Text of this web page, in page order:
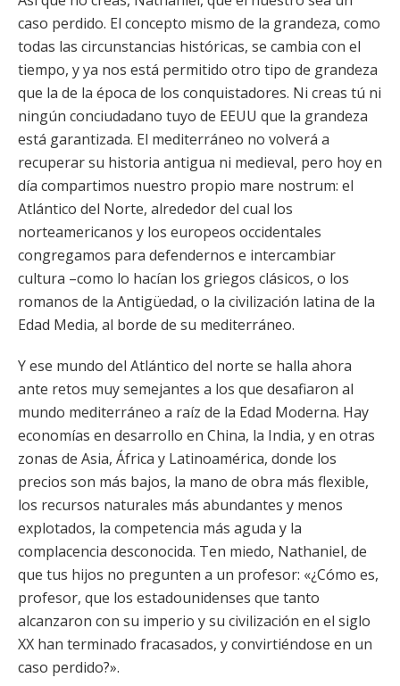
caso perdido. El concepto mismo de la grandeza, como
todas las circunstancias históricas, se cambia con el
tiempo, y ya nos está permitido otro tipo de grandeza
que la de la época de los conquistadores. Ni creas tú ni
ningún conciudadano tuyo de EEUU que la grandeza
está garantizada. El mediterráneo no volverá a
recuperar su historia antigua ni medieval, pero hoy en
día compartimos nuestro propio mare nostrum: el
Atlántico del Norte, alrededor del cual los
norteamericanos y los europeos occidentales
congregamos para defendernos e intercambiar
cultura –como lo hacían los griegos clásicos, o los
romanos de la Antigüedad, o la civilización latina de la
Edad Media, al borde de su mediterráneo.
Y ese mundo del Atlántico del norte se halla ahora
ante retos muy semejantes a los que desafiaron al
mundo mediterráneo a raíz de la Edad Moderna. Hay
economías en desarrollo en China, la India, y en otras
zonas de Asia, África y Latinoamérica, donde los
precios son más bajos, la mano de obra más flexible,
los recursos naturales más abundantes y menos
explotados, la competencia más aguda y la
complacencia desconocida. Ten miedo, Nathaniel, de
que tus hijos no pregunten a un profesor: «¿Cómo es,
profesor, que los estadounidenses que tanto
alcanzaron con su imperio y su civilización en el siglo
XX han terminado fracasados, y convirtiéndose en un
caso perdido?».